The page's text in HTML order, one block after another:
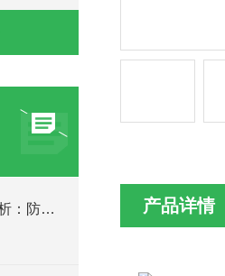
不锈钢潜水推流器优势解析：防腐耐用污水处理设备 产品详情